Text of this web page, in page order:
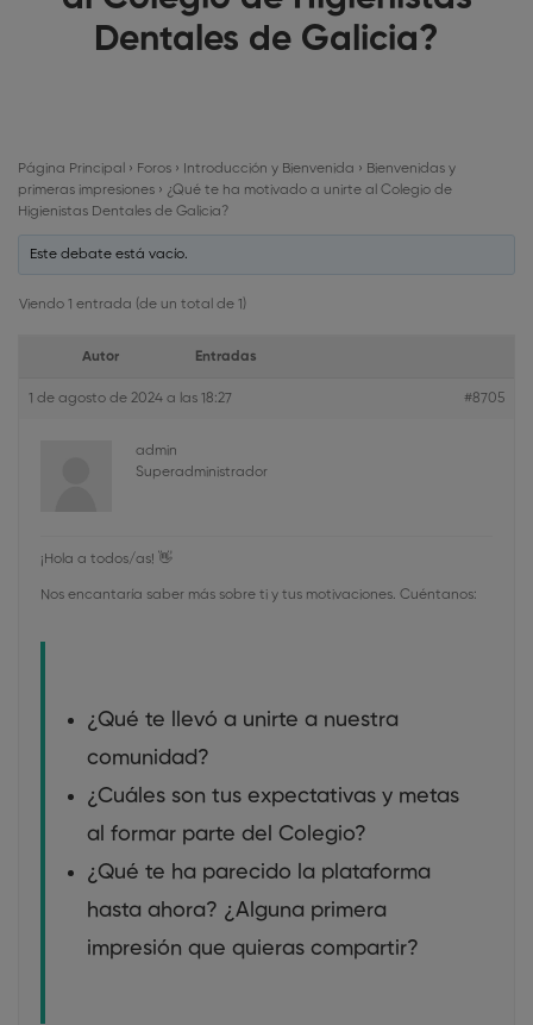
Dentales de Galicia?
Página Principal › Foros › Introducción y Bienvenida › Bienvenidas y
primeras impresiones › ¿Qué te ha motivado a unirte al Colegio de
Higienistas Dentales de Galicia?
Este debate está vacío.
Viendo 1 entrada (de un total de 1)
Autor Entradas
1 de agosto de 2024 a las 18:27 #8705
admin
Superadministrador
¡Hola a todos/as! 👋
Nos encantaría saber más sobre ti y tus motivaciones. Cuéntanos:
¿Qué te llevó a unirte a nuestra
comunidad?
¿Cuáles son tus expectativas y metas
al formar parte del Colegio?
¿Qué te ha parecido la plataforma
hasta ahora? ¿Alguna primera
impresión que quieras compartir?